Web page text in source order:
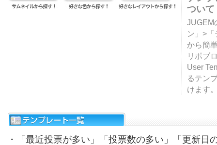
ついて
JUGEM
ン」>
から簡
リポブ
User
るテン
けます
・「最近投票が多い」「投票数の多い」「更新日